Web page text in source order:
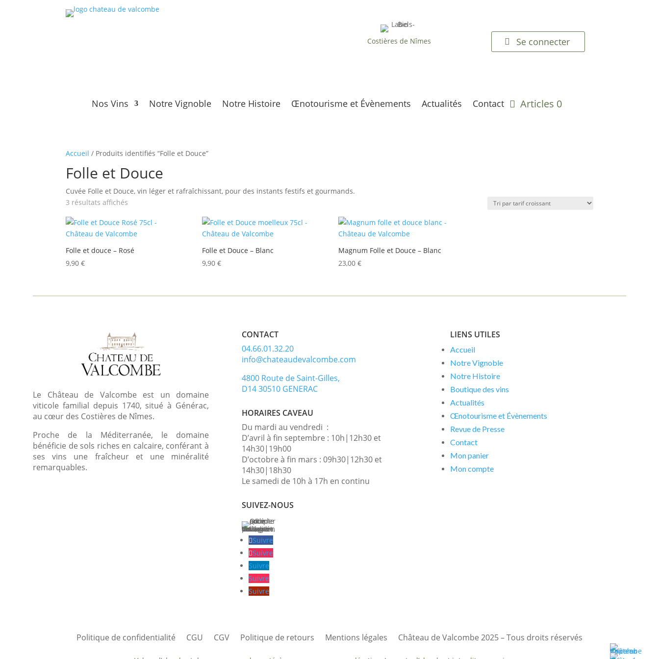
Costières de Nîmes Se connecter
Nos Vins Notre Vignoble Notre Histoire Œnotourisme et Évènements Actualités Contact Articles 0
Accueil / Produits identifiés “Folle et Douce”
Folle et Douce
Cuvée Folle et Douce, vin léger et rafraîchissant, pour des instants festifs et gourmands.
3 résultats affichés
prix
croissant
Folle et douce – Rosé
9,90€
Folle et Douce – Blanc
9,90€
Magnum Folle et Douce – Blanc
23,00€
Le Château de Valcombe est un domaine
viticole familial depuis 1740, situé à Générac,
au cœur des Costières de Nîmes.
Proche de la Méditerranée, le domaine
bénéficie de sols riches en calcaire, conférant à
ses vins une fraîcheur et une minéralité
remarquables.
CONTACT
04.66.01.32.20
info@chateaudevalcombe.com
4800 Route de Saint-Gilles,
D14 30510 GENERAC
HORAIRES CAVEAU
Du mardi au vendredi :
D’avril à fin septembre : 10h|12h30 et
14h30|19h00
D’octobre à fin mars : 09h30|12h30 et
14h30|18h30
Le samedi de 10h à 17h en continu
SUIVEZ-NOUS
Suivre
Suivre
Suivre
Suivre
Suivre
LIENS UTILES
Accueil
Notre Vignoble
Notre Histoire
Boutique des vins
Actualités
Œnotourisme et Évènements
Revue de Presse
Contact
Mon panier
Mon compte
Politique de confidentialité CGU CGV Politique de retours Mentions légales Château de Valcombe 2025 – Tous droits réservés